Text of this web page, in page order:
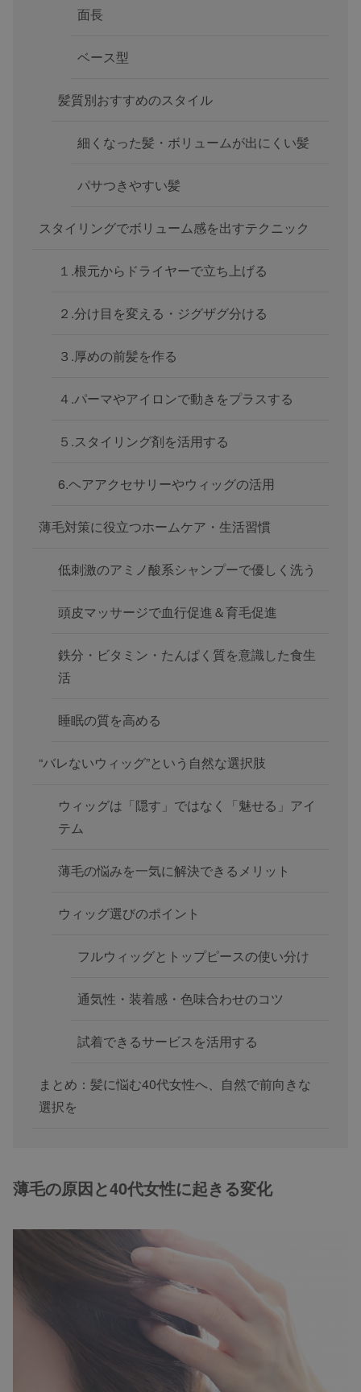
面長
ベース型
髪質別おすすめのスタイル
細くなった髪・ボリュームが出にくい髪
パサつきやすい髪
スタイリングでボリューム感を出すテクニック
１.根元からドライヤーで立ち上げる
２.分け目を変える・ジグザグ分ける
３.厚めの前髪を作る
４.パーマやアイロンで動きをプラスする
５.スタイリング剤を活用する
6.ヘアアクセサリーやウィッグの活用
薄毛対策に役立つホームケア・生活習慣
低刺激のアミノ酸系シャンプーで優しく洗う
頭皮マッサージで血行促進＆育毛促進
鉄分・ビタミン・たんぱく質を意識した食生
活
睡眠の質を高める
“バレないウィッグ”という自然な選択肢
ウィッグは「隠す」ではなく「魅せる」アイ
テム
薄毛の悩みを一気に解決できるメリット
ウィッグ選びのポイント
フルウィッグとトップピースの使い分け
通気性・装着感・色味合わせのコツ
試着できるサービスを活用する
まとめ：髪に悩む40代女性へ、自然で前向きな
選択を
薄毛の原因と40代女性に起きる変化